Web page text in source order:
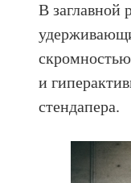
В заглавной
и
стендапера.